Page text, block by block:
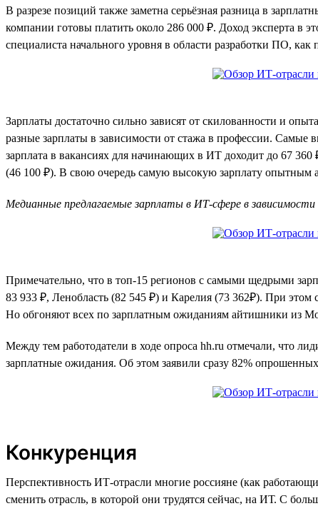
В разрезе позиций также заметна серьёзная разница в
компании готовы платить около 286 000 ₽. Доход эксперта в
специалиста начального уровня в области разработки ПО,
Зарплаты достаточно сильно зависят от скилованности и
разные зарплаты в зависимости от стажа в профессии. Самые
зарплата в вакансиях для начинающих в ИТ доходит до 67
(46 100 ₽). В свою очередь самую высокую зарплату опытным
Медианные предлагаемые зарплаты в ИТ-сфере в
Примечательно, что в топ-15 регионов с самыми щедрыми
83 933 ₽, Ленобласть (82 545 ₽) и Карелия (73 362₽). При
Но обгоняют всех по зарплатным ожиданиям айтишники из
Между тем работодатели в ходе опроса hh.ru отмечали, что
зарплатные ожидания. Об этом заявили сразу 82%
Конкуренция
Перспективность ИТ-отрасли многие россияне (как
сменить отрасль, в которой они трудятся сейчас, на ИТ. С